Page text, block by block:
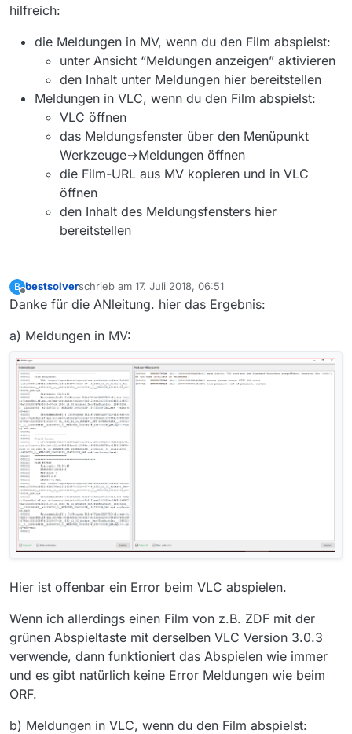
hilfreich:
die Meldungen in MV, wenn du den Film abspielst:
unter Ansicht “Meldungen anzeigen” aktivieren
den Inhalt unter Meldungen hier bereitstellen
Meldungen in VLC, wenn du den Film abspielst:
VLC öffnen
das Meldungsfenster über den Menüpunkt
Werkzeuge->Meldungen öffnen
die Film-URL aus MV kopieren und in VLC
öffnen
den Inhalt des Meldungsfensters hier
bereitstellen
B
Offline
bestsolverschrieb am 17. Juli 2018, 06:51
zuletzt editiert von
Danke für die ANleitung. hier das Ergebnis:
a) Meldungen in MV:
Hier ist offenbar ein Error beim VLC abspielen.
Wenn ich allerdings einen Film von z.B. ZDF mit der
grünen Abspieltaste mit derselben VLC Version 3.0.3
verwende, dann funktioniert das Abspielen wie immer
und es gibt natürlich keine Error Meldungen wie beim
ORF.
b) Meldungen in VLC, wenn du den Film abspielst: